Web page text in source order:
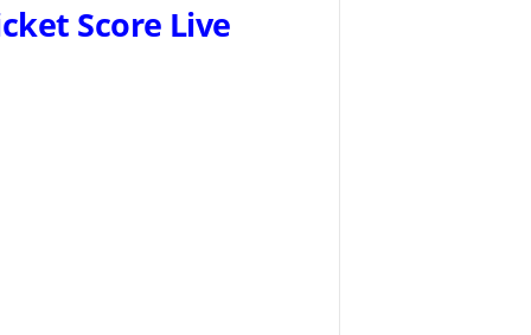
Score Live